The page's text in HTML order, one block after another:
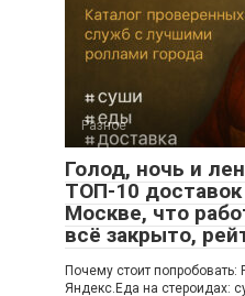
Разное
Голод, ночь и
ТОП-10
Москве, что
всё закрыто,
Почему стоит попробовать:
Яндекс.Еда на стероидах: